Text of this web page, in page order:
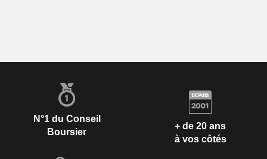
N°1 du Conseil
Boursier
+ de 20 ans
à vos côtés